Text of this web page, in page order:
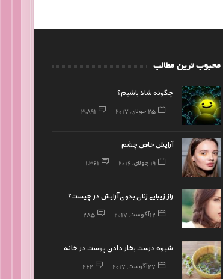
محبوب ترین مطالب
چگونه شاد باشیم؟
25 جولای, 2017 3,891
آرایش خاص چشم
19 جولای, 2016 1,361
راز زیبایی زنان بدون آرایش در چیست؟
12 آگوست, 2017 285
شیوه درست بخار دادن پوست در خانه
27 آگوست, 2017 262